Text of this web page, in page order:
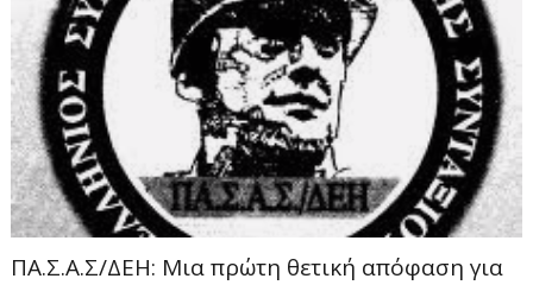
ΠΑ.Σ.Α.Σ/ΔΕΗ: Μια πρώτη θετική απόφαση για